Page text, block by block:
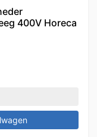
400V Horeca